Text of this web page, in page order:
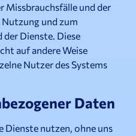
und der
und zum
Dienste. Diese
auf andere Weise
Nutzer des Systems
Daten
Dienste nutzen, ohne uns